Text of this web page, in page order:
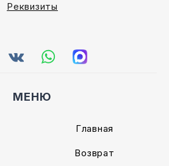
Реквизиты
МЕНЮ
Главная
Возврат